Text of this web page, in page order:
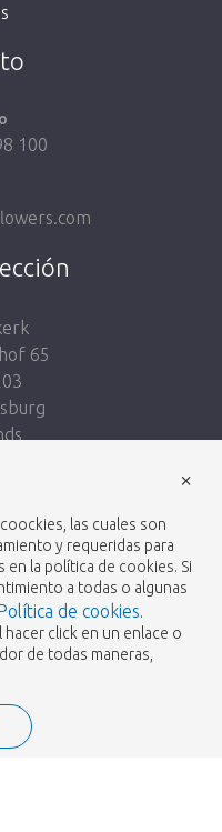
100
65
Términos y condiciones
BGH A.Heemskerk AZN b.v.
las cuales son
y requeridas para
la política de cookies. Si
a todas o algunas
de cookies.
click en un enlace o
de todas maneras,
×